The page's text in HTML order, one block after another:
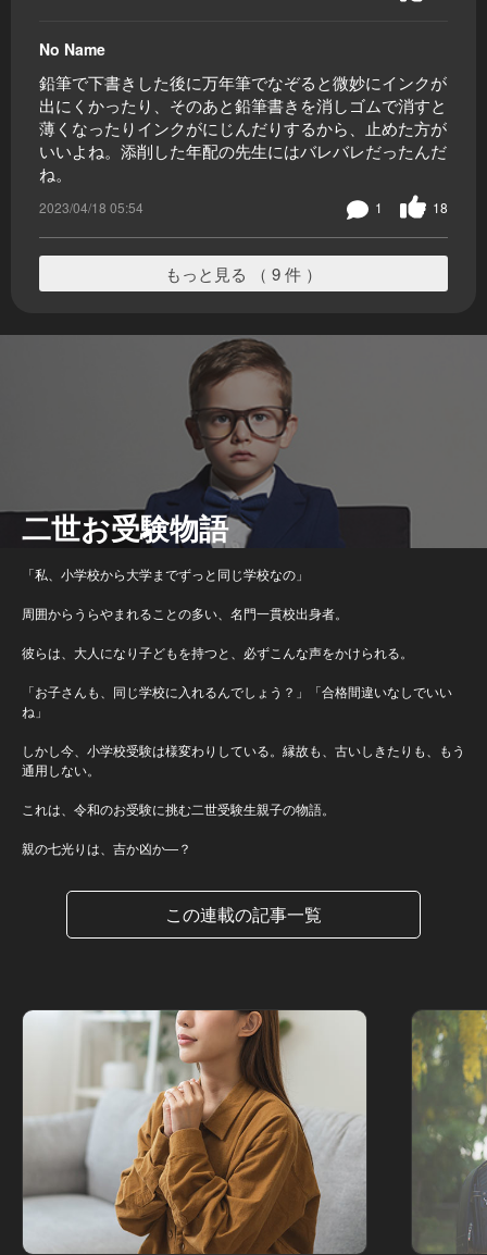
No Name
鉛筆で下書きした後に万年筆でなぞると微妙にインクが
出にくかったり、そのあと鉛筆書きを消しゴムで消すと
薄くなったりインクがにじんだりするから、止めた方が
いいよね。添削した年配の先生にはバレバレだったんだ
ね。
2023/04/18 05:54 18
1
もっと見る （ 9 件 ）
二世お受験物語
「私、小学校から大学までずっと同じ学校なの」
周囲からうらやまれることの多い、名門一貫校出身者。
彼らは、大人になり子どもを持つと、必ずこんな声をかけられる。
「お子さんも、同じ学校に入れるんでしょう？」「合格間違いなしでいい
ね」
しかし今、小学校受験は様変わりしている。縁故も、古いしきたりも、もう
通用しない。
これは、令和のお受験に挑む二世受験生親子の物語。
親の七光りは、吉か凶か―？
この連載の記事一覧